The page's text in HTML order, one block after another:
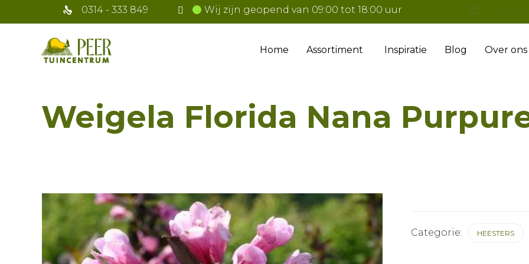
0314 - 333 849 Wij zijn geopend van 09:00 tot 18:00 uur
Home Assortiment Inspiratie Blog Over ons
Weigela Florida Nana
Categorie: HEESTERS